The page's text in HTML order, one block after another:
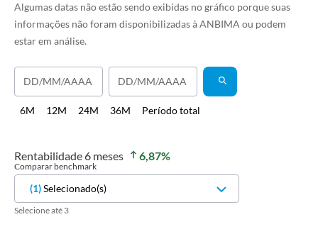
Algumas datas não estão sendo exibidas no gráfico porque suas
informações não foram disponibilizadas à ANBIMA ou podem
estar em análise.
6M 12M 24M 36M Período total
Rentabilidade 6 meses 6,87%
Comparar benchmark
(1)Selecionado(s)
Selecione até 3